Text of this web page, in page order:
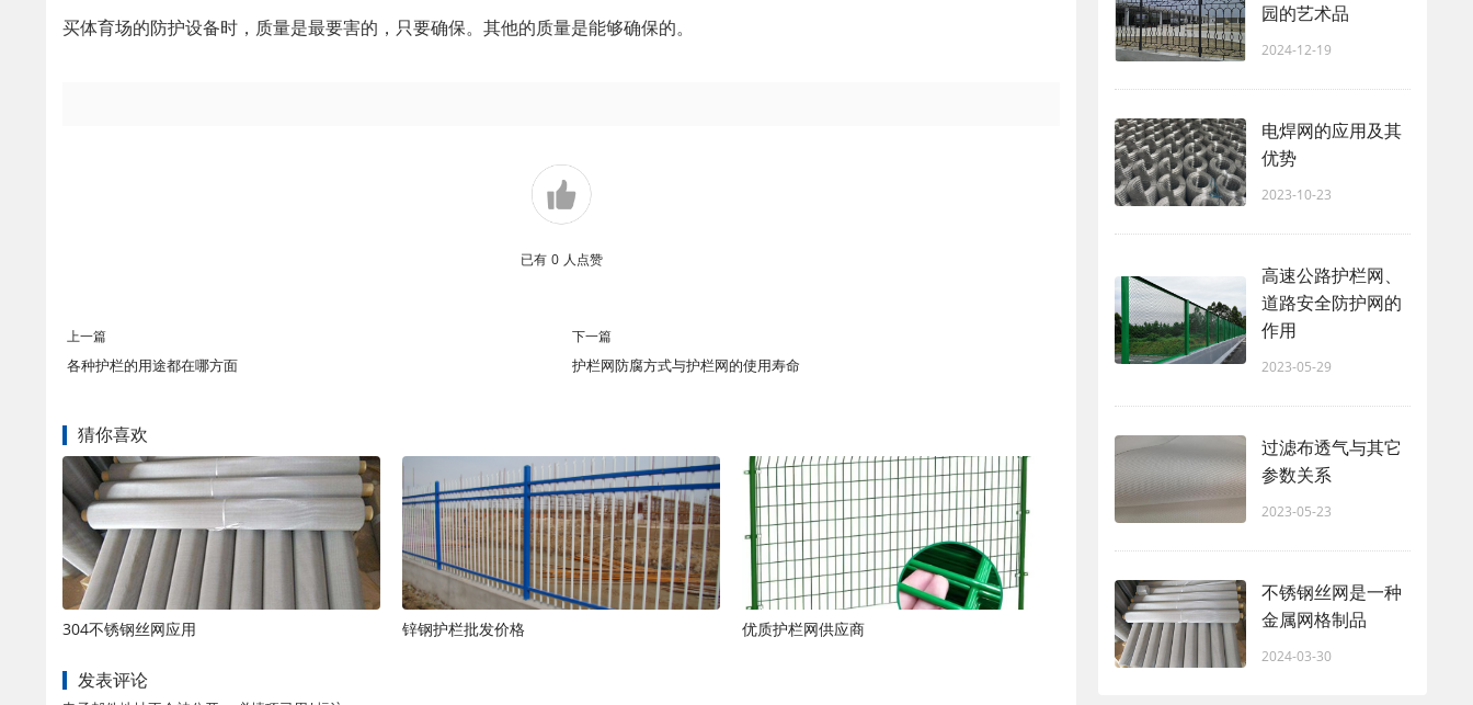
买体育场的防护设备时，质量是最要害的，只要确保。其他的质量是能够确保的。
已有 0 人点赞
上一篇
各种护栏的用途都在哪方面
下一篇
护栏网防腐方式与护栏网的使用寿命
猜你喜欢
304不锈钢丝网应用 锌钢护栏批发价格 优质护栏网供应商
发表评论
园的艺术品
2024-12-19
电焊网的应用及其
优势
2023-10-23
高速公路护栏网、
道路安全防护网的
作用
2023-05-29
过滤布透气与其它
参数关系
2023-05-23
不锈钢丝网是一种
金属网格制品
2024-03-30